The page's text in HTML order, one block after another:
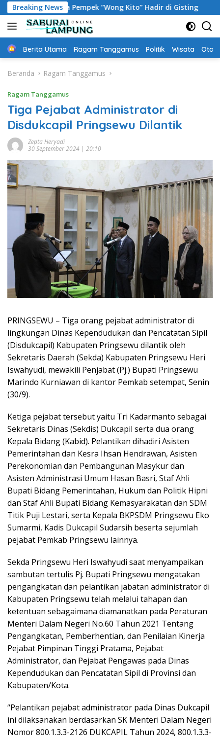
Langsung
ke
konten
Breaking News
Istana Pempek “Wong Kito” Hadir di Gisting Gaji
Home
Berita Utama Ragam Tanggamus Politik Wisata Oto
Beranda Ragam Tanggamus
Ragam Tanggamus
Tiga Pejabat Administrator di
Disdukcapil Pringsewu Dilantik
Zepta Heryadi
30 September 2024 | 20:10
PRINGSEWU – Tiga orang pejabat administrator di
lingkungan Dinas Kependudukan dan Pencatatan Sipil
(Disdukcapil) Kabupaten Pringsewu dilantik oleh
Sekretaris Daerah (Sekda) Kabupaten Pringsewu Heri
Iswahyudi, mewakili Penjabat (Pj.) Bupati Pringsewu
Marindo Kurniawan di kantor Pemkab setempat, Senin
(30/9).
Ketiga pejabat tersebut yaitu Tri Kadarmanto sebagai
Sekretaris Dinas (Sekdis) Dukcapil serta dua orang
Kepala Bidang (Kabid). Pelantikan dihadiri Asisten
Pemerintahan dan Kesra Ihsan Hendrawan, Asisten
Perekonomian dan Pembangunan Masykur dan
Asisten Administrasi Umum Hasan Basri, Staf Ahli
Bupati Bidang Pemerintahan, Hukum dan Politik Hipni
dan Staf Ahli Bupati Bidang Kemasyarakatan dan SDM
Titik Puji Lestari, serta Kepala BKPSDM Pringsewu Eko
Sumarmi, Kadis Dukcapil Sudarsih beserta sejumlah
pejabat Pemkab Pringsewu lainnya.
Sekda Pringsewu Heri Iswahyudi saat menyampaikan
sambutan tertulis Pj. Bupati Pringsewu mengatakan
pengangkatan dan pelantikan jabatan administrator di
Kabupaten Pringsewu telah melalui tahapan dan
ketentuan sebagaimana diamanatkan pada Peraturan
Menteri Dalam Negeri No.60 Tahun 2021 Tentang
Pengangkatan, Pemberhentian, dan Penilaian Kinerja
Pejabat Pimpinan Tinggi Pratama, Pejabat
Administrator, dan Pejabat Pengawas pada Dinas
Kependudukan dan Pencatatan Sipil di Provinsi dan
Kabupaten/Kota.
“Pelantikan pejabat administrator pada Dinas Dukcapil
ini dilaksanakan berdasarkan SK Menteri Dalam Negeri
Nomor 800.1.3.3-2126 DUKCAPIL Tahun 2024, 800.1.3.3-